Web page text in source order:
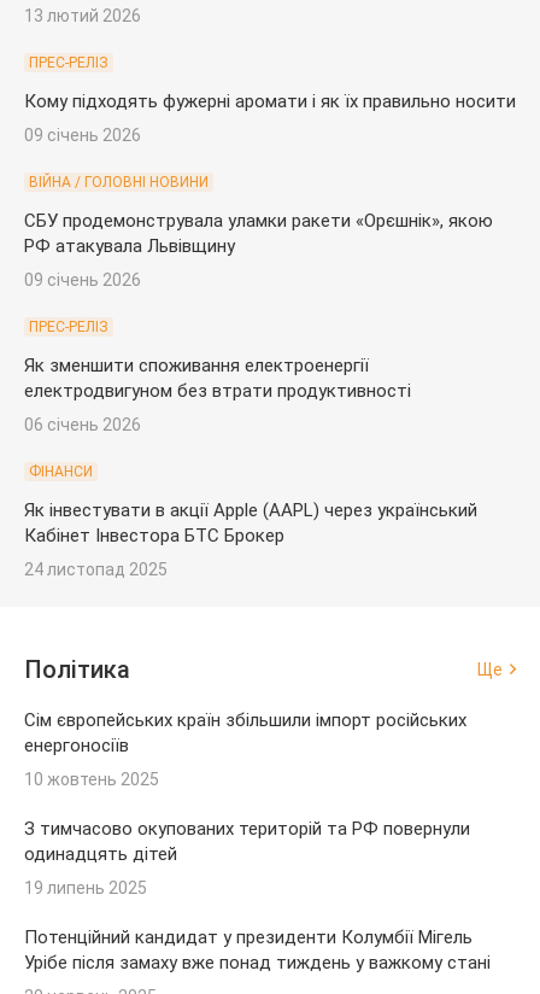
13 лютий 2026
ПРЕС-РЕЛІЗ
Кому підходять фужерні аромати і як їх правильно носити
09 січень 2026
ВІЙНА / ГОЛОВНІ НОВИНИ
СБУ продемонструвала уламки ракети «Орєшнік», якою
РФ атакувала Львівщину
09 січень 2026
ПРЕС-РЕЛІЗ
Як зменшити споживання електроенергії
електродвигуном без втрати продуктивності
06 січень 2026
ФІНАНСИ
Як інвестувати в акції Apple (AAPL) через український
Кабінет Інвестора БТС Брокер
24 листопад 2025
Політика Ще
Сім європейських країн збільшили імпорт російських
енергоносіїв
10 жовтень 2025
З тимчасово окупованих територій та РФ повернули
одинадцять дітей
19 липень 2025
Потенційний кандидат у президенти Колумбії Мігель
Урібе після замаху вже понад тиждень у важкому стані